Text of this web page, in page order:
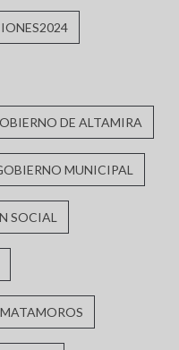
DE ALTAMIRA
MUNICIPAL
SOCIAL
MATAMOROS